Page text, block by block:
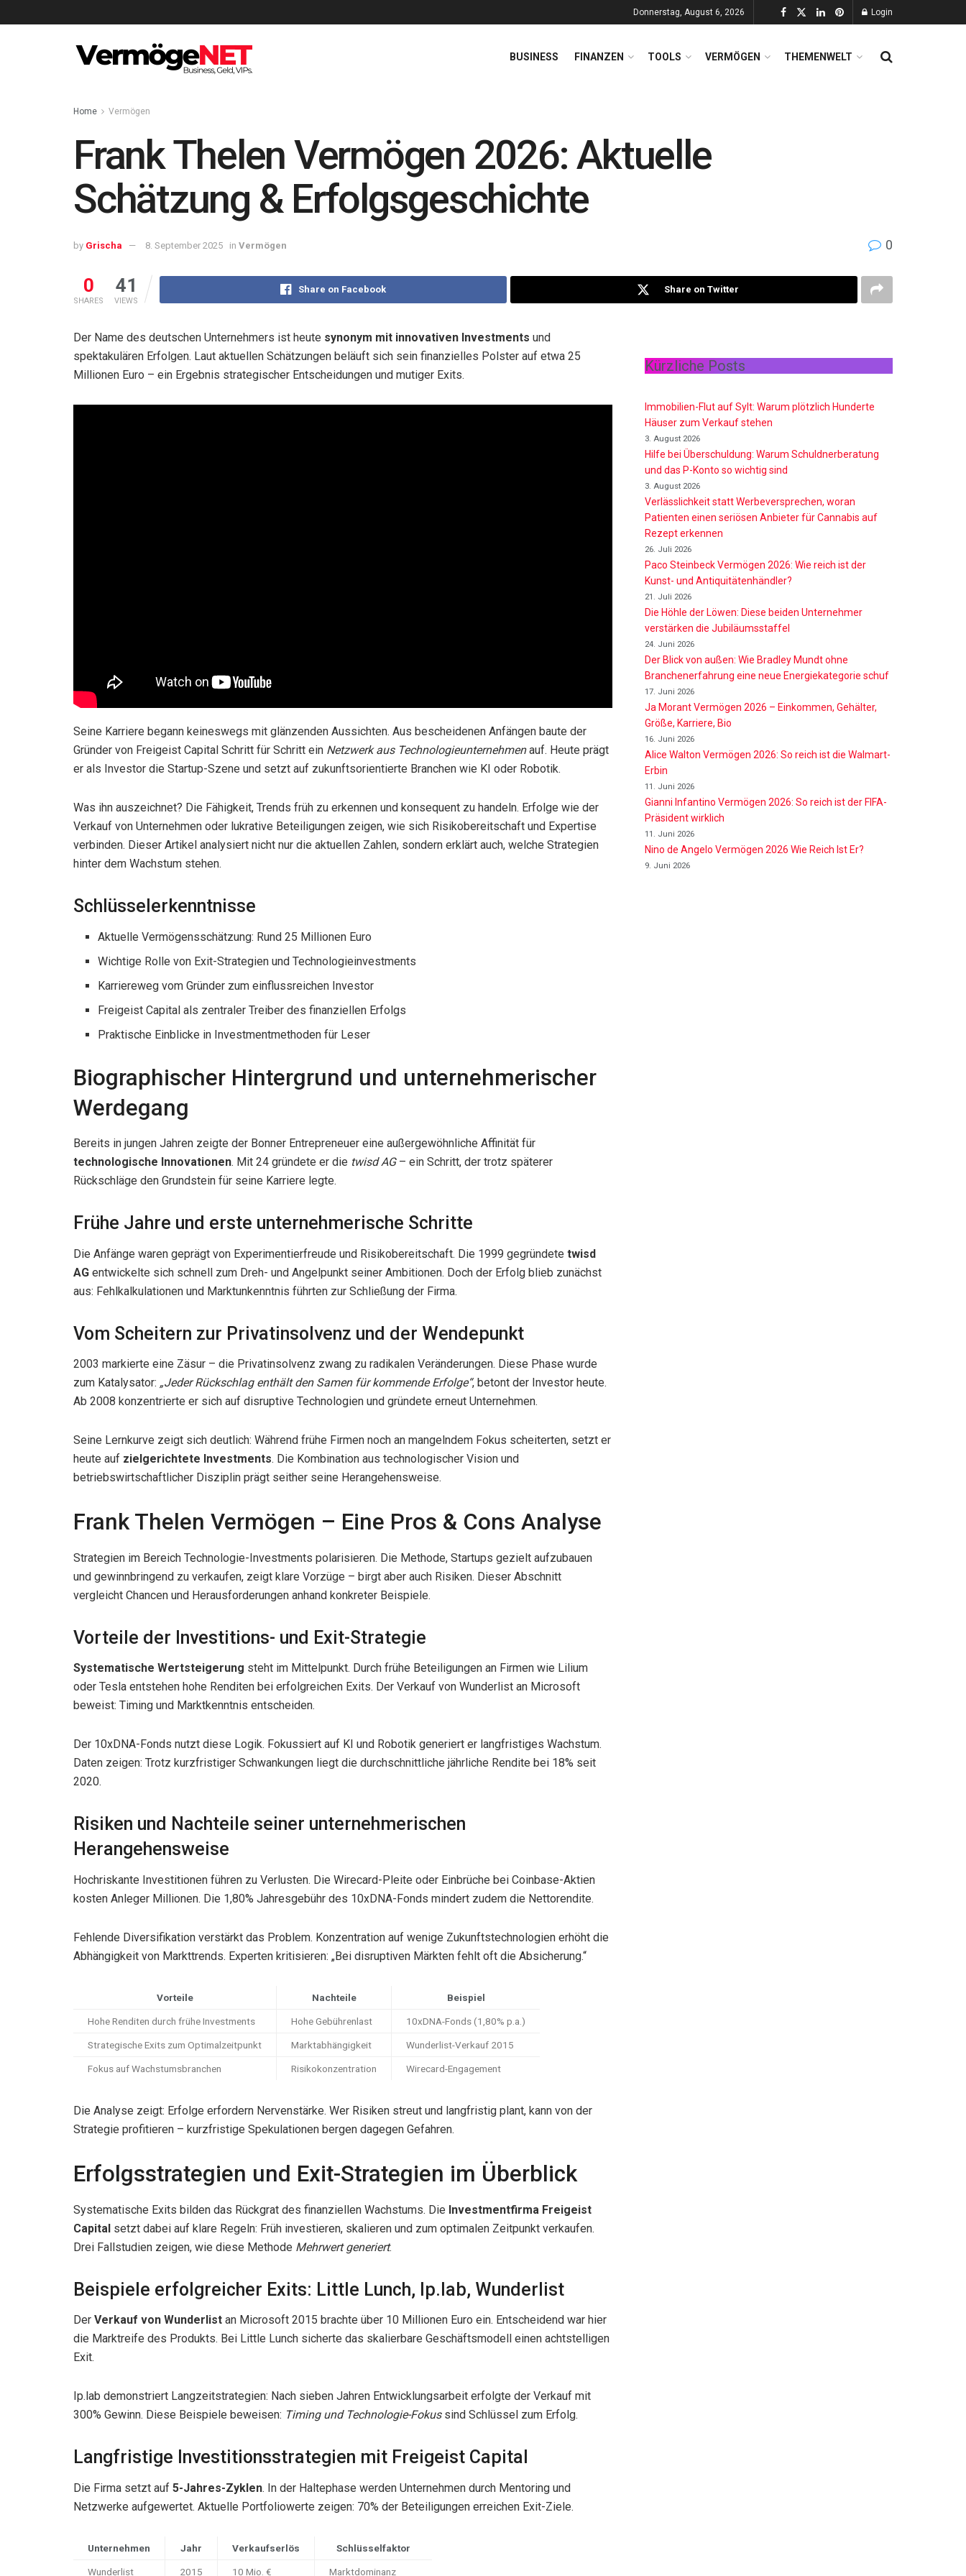
Donnerstag, August 6, 2026 Login
BUSINESS FINANZEN TOOLS VERMÖGEN THEMENWELT
Home Vermögen
Frank Thelen Vermögen 2026: Aktuelle
Schätzung & Erfolgsgeschichte
by Grischa 8. September 2025 in Vermögen 0
0
SHARES
41
VIEWS
Share on Facebook Share on Twitter
Der Name des deutschen Unternehmers ist heute synonym mit innovativen Investments und
spektakulären Erfolgen. Laut aktuellen Schätzungen beläuft sich sein finanzielles Polster auf etwa 25
Millionen Euro – ein Ergebnis strategischer Entscheidungen und mutiger Exits.
Seine Karriere begann keineswegs mit glänzenden Aussichten. Aus bescheidenen Anfängen baute der
Gründer von Freigeist Capital Schritt für Schritt ein Netzwerk aus Technologieunternehmenauf. Heute prägt
er als Investor die Startup-Szene und setzt auf zukunftsorientierte Branchen wie KI oder Robotik.
Was ihn auszeichnet? Die Fähigkeit, Trends früh zu erkennen und konsequent zu handeln. Erfolge wie der
Verkauf von Unternehmen oder lukrative Beteiligungen zeigen, wie sich Risikobereitschaft und Expertise
verbinden. Dieser Artikel analysiert nicht nur die aktuellen Zahlen, sondern erklärt auch, welche Strategien
hinter dem Wachstum stehen.
Schlüsselerkenntnisse
Aktuelle Vermögensschätzung: Rund 25 Millionen Euro
Wichtige Rolle von Exit-Strategien und Technologieinvestments
Karriereweg vom Gründer zum einflussreichen Investor
Freigeist Capital als zentraler Treiber des finanziellen Erfolgs
Praktische Einblicke in Investmentmethoden für Leser
Biographischer Hintergrund und unternehmerischer
Werdegang
Bereits in jungen Jahren zeigte der Bonner Entrepreneuer eine außergewöhnliche Affinität für
technologische Innovationen. Mit 24 gründete er die twisd AG– ein Schritt, der trotz späterer
Rückschläge den Grundstein für seine Karriere legte.
Frühe Jahre und erste unternehmerische Schritte
Die Anfänge waren geprägt von Experimentierfreude und Risikobereitschaft. Die 1999 gegründete twisd
AG entwickelte sich schnell zum Dreh- und Angelpunkt seiner Ambitionen. Doch der Erfolg blieb zunächst
aus: Fehlkalkulationen und Marktunkenntnis führten zur Schließung der Firma.
Vom Scheitern zur Privatinsolvenz und der Wendepunkt
2003 markierte eine Zäsur – die Privatinsolvenz zwang zu radikalen Veränderungen. Diese Phase wurde
zum Katalysator: „Jeder Rückschlag enthält den Samen für kommende Erfolge“, betont der Investor heute.
Ab 2008 konzentrierte er sich auf disruptive Technologien und gründete erneut Unternehmen.
Seine Lernkurve zeigt sich deutlich: Während frühe Firmen noch an mangelndem Fokus scheiterten, setzt er
heute auf zielgerichtete Investments. Die Kombination aus technologischer Vision und
betriebswirtschaftlicher Disziplin prägt seither seine Herangehensweise.
Frank Thelen Vermögen – Eine Pros & Cons Analyse
Strategien im Bereich Technologie-Investments polarisieren. Die Methode, Startups gezielt aufzubauen
und gewinnbringend zu verkaufen, zeigt klare Vorzüge – birgt aber auch Risiken. Dieser Abschnitt
vergleicht Chancen und Herausforderungen anhand konkreter Beispiele.
Vorteile der Investitions- und Exit-Strategie
Systematische Wertsteigerung steht im Mittelpunkt. Durch frühe Beteiligungen an Firmen wie Lilium
oder Tesla entstehen hohe Renditen bei erfolgreichen Exits. Der Verkauf von Wunderlist an Microsoft
beweist: Timing und Marktkenntnis entscheiden.
Der 10xDNA-Fonds nutzt diese Logik. Fokussiert auf KI und Robotik generiert er langfristiges Wachstum.
Daten zeigen: Trotz kurzfristiger Schwankungen liegt die durchschnittliche jährliche Rendite bei 18% seit
2020.
Risiken und Nachteile seiner unternehmerischen
Herangehensweise
Hochriskante Investitionen führen zu Verlusten. Die Wirecard-Pleite oder Einbrüche bei Coinbase-Aktien
kosten Anleger Millionen. Die 1,80% Jahresgebühr des 10xDNA-Fonds mindert zudem die Nettorendite.
Fehlende Diversifikation verstärkt das Problem. Konzentration auf wenige Zukunftstechnologien erhöht die
Abhängigkeit von Markttrends. Experten kritisieren: „Bei disruptiven Märkten fehlt oft die Absicherung.“
Vorteile Nachteile Beispiel
Hohe Renditen durch frühe Investments Hohe Gebührenlast 10xDNA-Fonds (1,80% p.a.)
Strategische Exits zum Optimalzeitpunkt Marktabhängigkeit Wunderlist-Verkauf 2015
Fokus auf Wachstumsbranchen Risikokonzentration Wirecard-Engagement
Die Analyse zeigt: Erfolge erfordern Nervenstärke. Wer Risiken streut und langfristig plant, kann von der
Strategie profitieren – kurzfristige Spekulationen bergen dagegen Gefahren.
Erfolgsstrategien und Exit-Strategien im Überblick
Systematische Exits bilden das Rückgrat des finanziellen Wachstums. Die Investmentfirma Freigeist
Capital setzt dabei auf klare Regeln: Früh investieren, skalieren und zum optimalen Zeitpunkt verkaufen.
Drei Fallstudien zeigen, wie diese Methode Mehrwert generiert.
Beispiele erfolgreicher Exits: Little Lunch, Ip.lab, Wunderlist
Der Verkauf von Wunderlist an Microsoft 2015 brachte über 10 Millionen Euro ein. Entscheidend war hier
die Marktreife des Produkts. Bei Little Lunch sicherte das skalierbare Geschäftsmodell einen achtstelligen
Exit.
Ip.lab demonstriert Langzeitstrategien: Nach sieben Jahren Entwicklungsarbeit erfolgte der Verkauf mit
300% Gewinn. Diese Beispiele beweisen: Timing und Technologie-Fokussind Schlüssel zum Erfolg.
Langfristige Investitionsstrategien mit Freigeist Capital
Die Firma setzt auf 5-Jahres-Zyklen. In der Haltephase werden Unternehmen durch Mentoring und
Netzwerke aufgewertet. Aktuelle Portfoliowerte zeigen: 70% der Beteiligungen erreichen Exit-Ziele.
Unternehmen Jahr Verkaufserlös Schlüsselfaktor
Wunderlist 2015 10 Mio. € Marktdominanz
Kürzliche Posts
Immobilien-Flut auf Sylt: Warum plötzlich Hunderte
Häuser zum Verkauf stehen
3. August 2026
Hilfe bei Überschuldung: Warum Schuldnerberatung
und das P-Konto so wichtig sind
3. August 2026
Verlässlichkeit statt Werbeversprechen, woran
Patienten einen seriösen Anbieter für Cannabis auf
Rezept erkennen
26. Juli 2026
Paco Steinbeck Vermögen 2026: Wie reich ist der
Kunst- und Antiquitätenhändler?
21. Juli 2026
Die Höhle der Löwen: Diese beiden Unternehmer
verstärken die Jubiläumsstaffel
24. Juni 2026
Der Blick von außen: Wie Bradley Mundt ohne
Branchenerfahrung eine neue Energiekategorie schuf
17. Juni 2026
Ja Morant Vermögen 2026 – Einkommen, Gehälter,
Größe, Karriere, Bio
16. Juni 2026
Alice Walton Vermögen 2026: So reich ist die Walmart-
Erbin
11. Juni 2026
Gianni Infantino Vermögen 2026: So reich ist der FIFA-
Präsident wirklich
11. Juni 2026
Nino de Angelo Vermögen 2026 Wie Reich Ist Er?
9. Juni 2026